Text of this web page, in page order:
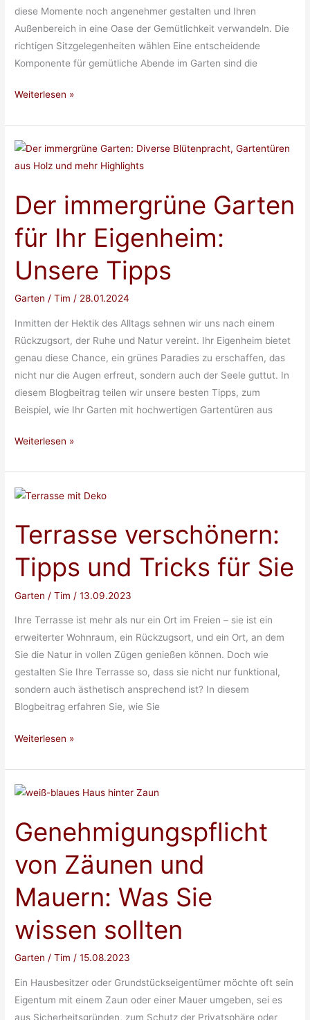
diese Momente noch angenehmer gestalten und Ihren
Außenbereich in eine Oase der Gemütlichkeit verwandeln. Die
richtigen Sitzgelegenheiten wählen Eine entscheidende
Komponente für gemütliche Abende im Garten sind die
Garteneinrichtung
gemütliche
Abende
Weiterlesen »
Der immergrüne Garten
für Ihr Eigenheim:
Unsere Tipps
Garten /Tim / 28.01.2024
Inmitten der Hektik des Alltags sehnen wir uns nach einem
Rückzugsort, der Ruhe und Natur vereint. Ihr Eigenheim bietet
genau diese Chance, ein grünes Paradies zu erschaffen, das
nicht nur die Augen erfreut, sondern auch der Seele guttut. In
diesem Blogbeitrag teilen wir unsere besten Tipps, zum
Beispiel, wie Ihr Garten mit hochwertigen Gartentüren aus
Der
Garten
für
Eigenheim:
Unsere
Tipps
Weiterlesen »
Terrasse verschönern:
Tipps und Tricks für Sie
Garten /Tim /13.09.2023
Ihre Terrasse ist mehr als nur ein Ort im Freien – sie ist ein
erweiterter Wohnraum, ein Rückzugsort, und ein Ort, an dem
Sie die Natur in vollen Zügen genießen können. Doch wie
gestalten Sie Ihre Terrasse so, dass sie nicht nur funktional,
sondern auch ästhetisch ansprechend ist? In diesem
Blogbeitrag erfahren Sie, wie Sie
Terrasse
Tipps
und
für
Sie
Weiterlesen »
Genehmigungspflicht
von Zäunen und
Mauern: Was Sie
wissen sollten
Garten /Tim/15.08.2023
Ein Hausbesitzer oder Grundstückseigentümer möchte oft sein
Eigentum mit einem Zaun oder einer Mauer umgeben, sei es
aus Sicherheitsgründen, zum Schutz der Privatsphäre oder